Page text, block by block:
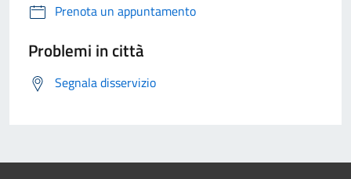
Prenota un appuntamento
Problemi in città
Segnala disservizio